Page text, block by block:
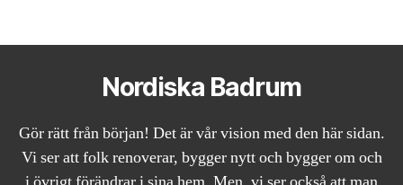
Nordiska Badrum
Gör rätt från början! Det är vår vision med den här sidan.
Vi ser att folk renoverar, bygger nytt och bygger om och